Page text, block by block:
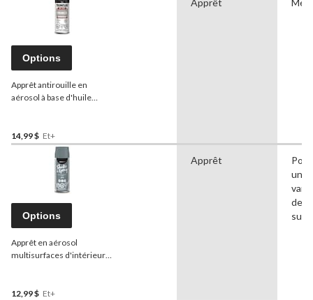
Options
Apprêt antirouille en
aérosol à base d'huile
14,99 $ Et+
Apprêt
Options
Apprêt en aérosol
multisurfaces d'intérieur
12,99 $ Et+
Apprêt
Pour
une
de